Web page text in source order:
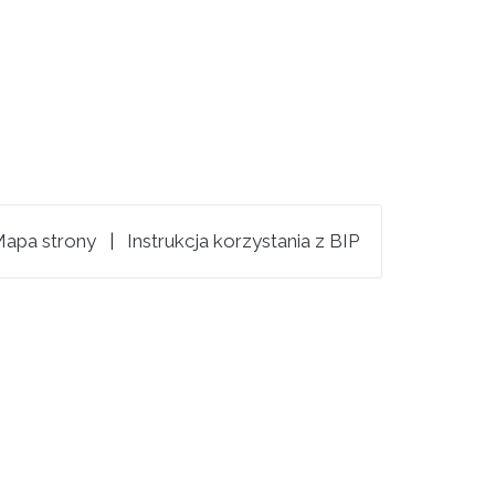
strony | Instrukcja korzystania z BIP